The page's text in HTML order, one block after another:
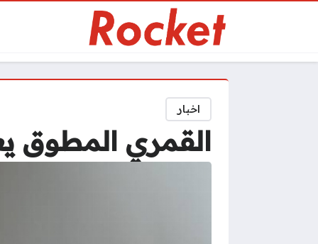
اخبار
القمري المطوق